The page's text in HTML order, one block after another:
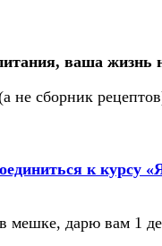
ваша жизнь
сборник
к курсу
мешке, дарю вам 1